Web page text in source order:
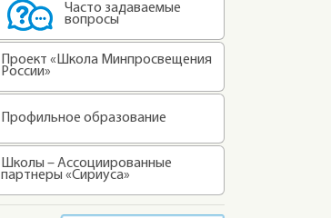
Часто задаваемые
вопросы
Проект «Школа Минпросвещения
России»
Профильное образование
Школы – Ассоциированные
партнеры «Сириуса»